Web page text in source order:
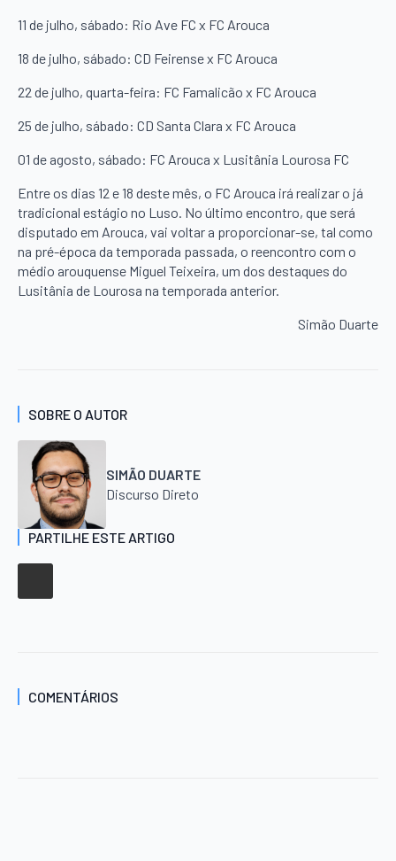
11 de julho, sábado: Rio Ave FC x FC Arouca
18 de julho, sábado: CD Feirense x FC Arouca
22 de julho, quarta-feira: FC Famalicão x FC Arouca
25 de julho, sábado: CD Santa Clara x FC Arouca
01 de agosto, sábado: FC Arouca x Lusitânia Lourosa FC
Entre os dias 12 e 18 deste mês, o FC Arouca irá realizar o já
tradicional estágio no Luso. No último encontro, que será
disputado em Arouca, vai voltar a proporcionar-se, tal como
na pré-época da temporada passada, o reencontro com o
médio arouquense Miguel Teixeira, um dos destaques do
Lusitânia de Lourosa na temporada anterior.
Simão Duarte
SOBRE O AUTOR
SIMÃO DUARTE
Discurso Direto
PARTILHE ESTE ARTIGO
COMENTÁRIOS